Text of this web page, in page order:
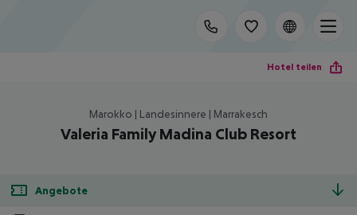
Hotel teilen
Marokko | Landesinnere | Marrakesch
Valeria Family Madina Club Resort
Angebote